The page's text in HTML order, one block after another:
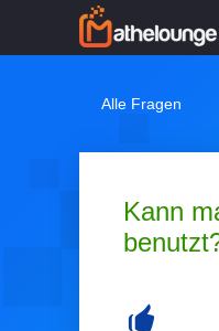
Alle Fragen
Kann